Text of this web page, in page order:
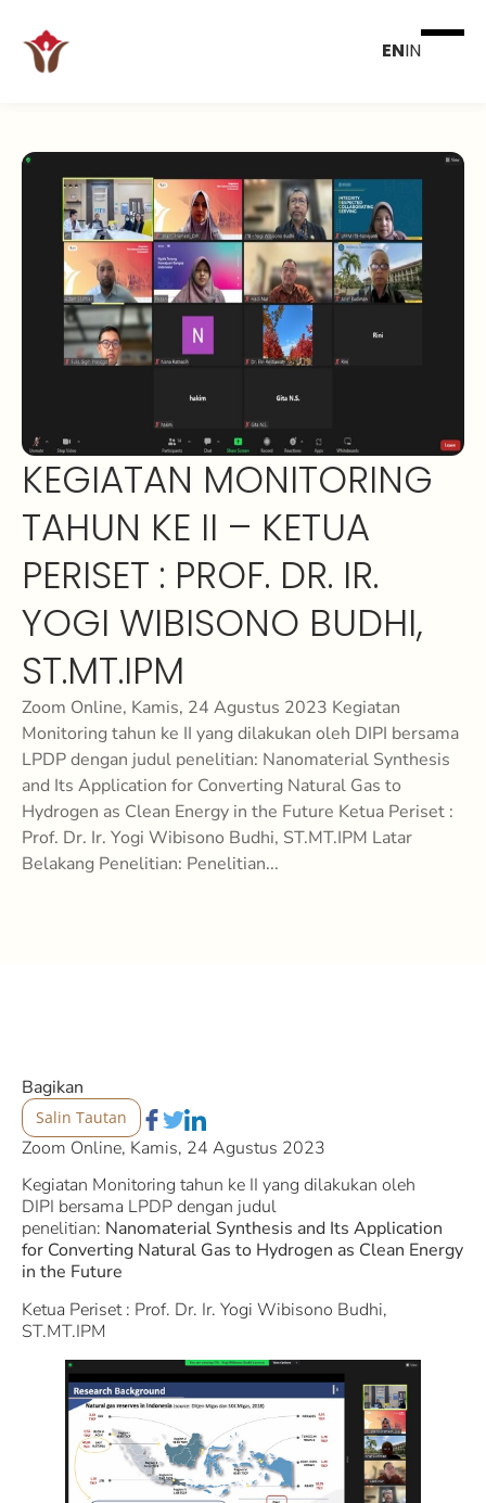
ENIN
KEGIATAN MONITORING
TAHUN KE II – KETUA
PERISET : PROF. DR. IR.
YOGI WIBISONO BUDHI,
ST.MT.IPM
Zoom Online, Kamis, 24 Agustus 2023 Kegiatan
Monitoring tahun ke II yang dilakukan oleh DIPI bersama
LPDP dengan judul penelitian: Nanomaterial Synthesis
and Its Application for Converting Natural Gas to
Hydrogen as Clean Energy in the Future Ketua Periset :
Prof. Dr. Ir. Yogi Wibisono Budhi, ST.MT.IPM Latar
Belakang Penelitian: Penelitian...
Zoom Online, Kamis, 24 Agustus 2023
Kegiatan Monitoring tahun ke II yang dilakukan oleh
DIPI bersama LPDP dengan judul
penelitian: Nanomaterial Synthesis and Its Application
for Converting Natural Gas to Hydrogen as Clean Energy
in the Future
Ketua Periset : Prof. Dr. Ir. Yogi Wibisono Budhi,
ST.MT.IPM
Bagikan
Salin Tautan